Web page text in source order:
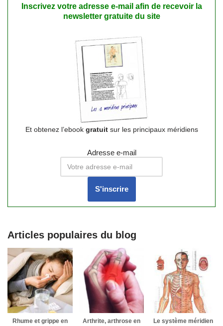
Inscrivez votre adresse e-mail afin de recevoir la
newsletter gratuite du site
Et obtenez l’ebook gratuitsur les principaux méridiens
Adresse e-mail
Articles populaires du blog
Rhume et grippe en
Arthrite, arthrose en
Le système méridien